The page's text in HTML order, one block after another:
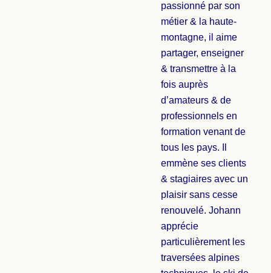
passionné par son
métier & la haute-
montagne, il aime
partager, enseigner
& transmettre à la
fois auprès
d’amateurs & de
professionnels en
formation venant de
tous les pays. Il
emmène ses clients
& stagiaires avec un
plaisir sans cesse
renouvelé. Johann
apprécie
particulièrement les
traversées alpines